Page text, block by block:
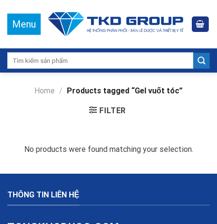
Home / Products tagged “Gel vuốt tóc”
FILTER
No products were found matching your selection.
THÔNG TIN LIÊN HỆ